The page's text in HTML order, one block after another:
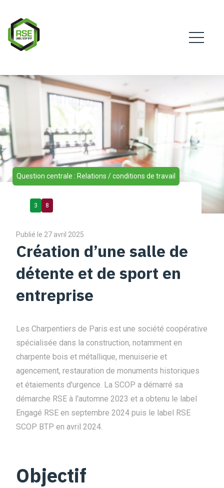
Question centrale : Relations / conditions de travail
3 8
Publié le 27 avril 2025
Création d’une salle de
détente et de sport en
entreprise
Les Charpentiers de Paris est une société coopérative
spécialisée dans la construction, notamment en
charpente bois et métallique, menuiserie et
agencement, restauration de monuments historiques
et étaiements d'urgence. La SCOP a démarré sa
démarche RSE à l'automne 2023 et a obtenu le label
Engagé RSE en septembre 2024 puis le label RSE
SCOP BTP en avril 2024.
Objectif